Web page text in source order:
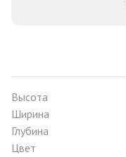
Высота
Ширина
Глубина
Цвет